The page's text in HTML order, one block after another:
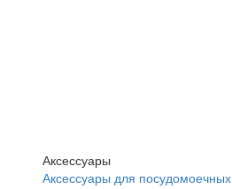
Аксессуары
Аксессуары для посудомоечных